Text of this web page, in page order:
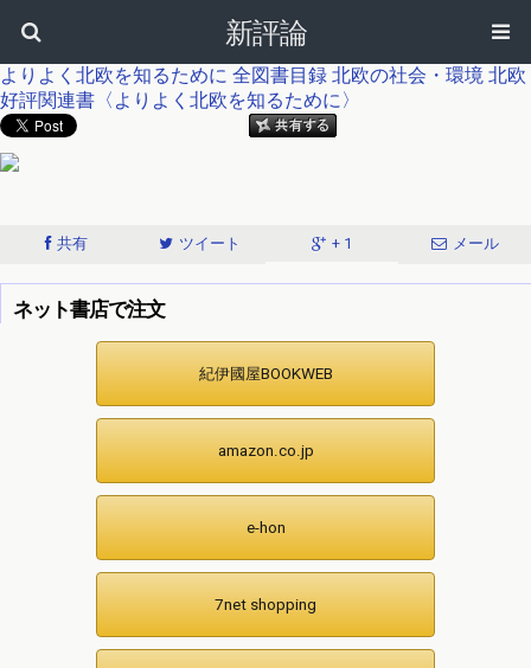
新評論
よりよく北欧を知るために 全図書目録 北欧の社会・環境 北欧
好評関連書〈よりよく北欧を知るために〉
共有 ツイート + 1 メール
ネット書店で注文
紀伊國屋BOOKWEB
amazon.co.jp
e-hon
7net shopping